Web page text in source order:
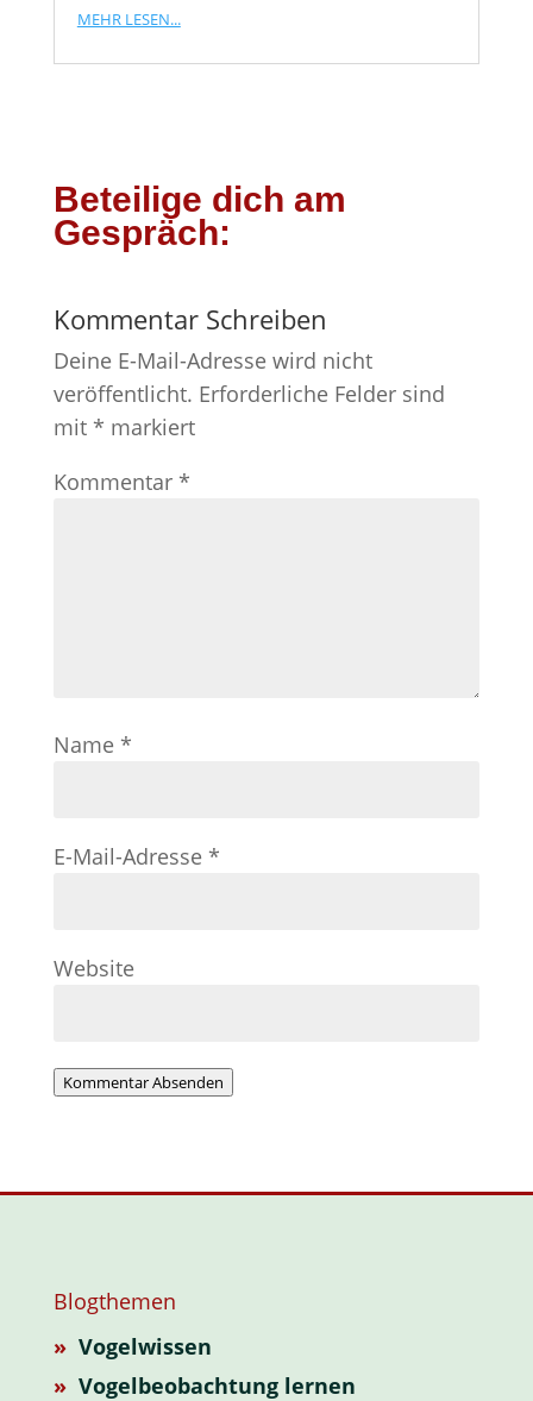
mehr lesen...
Beteilige dich am
Gespräch:
Kommentar Schreiben
Deine E-Mail-Adresse wird nicht
veröffentlicht. Erforderliche Felder sind
mit * markiert
Kommentar *
Name *
E-Mail-Adresse *
Website
Kommentar Absenden
Blogthemen
» Vogelwissen
» Vogelbeobachtung lernen